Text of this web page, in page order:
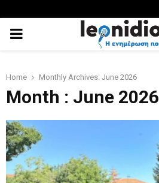
PRIMARY
Home Monthly Archives: June 2026
Month : June 2026